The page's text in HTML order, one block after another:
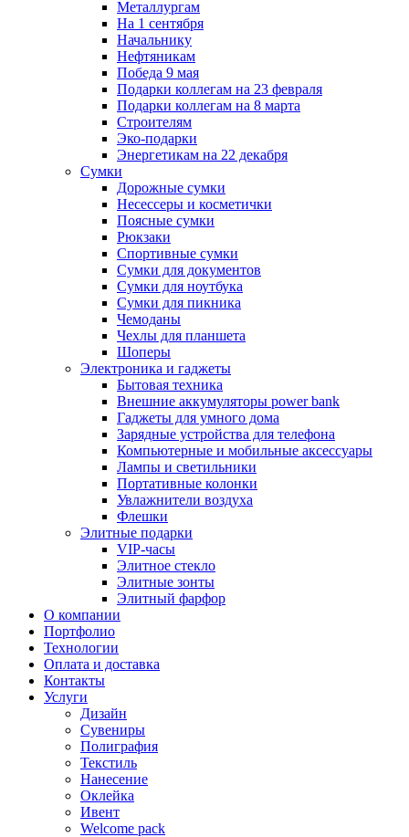
Металлургам
На 1 сентября
Начальнику
Нефтяникам
Победа 9 мая
Подарки коллегам на 23 февраля
Подарки коллегам на 8 марта
Строителям
Эко-подарки
Энергетикам на 22 декабря
Сумки
Дорожные сумки
Несессеры и косметички
Поясные сумки
Рюкзаки
Спортивные сумки
Сумки для документов
Сумки для ноутбука
Сумки для пикника
Чемоданы
Чехлы для планшета
Шоперы
Электроника и гаджеты
Бытовая техника
Внешние аккумуляторы power bank
Гаджеты для умного дома
Зарядные устройства для телефона
Компьютерные и мобильные аксессуары
Лампы и светильники
Портативные колонки
Увлажнители воздуха
Флешки
Элитные подарки
VIP-часы
Элитное стекло
Элитные зонты
Элитный фарфор
О компании
Портфолио
Технологии
Оплата и доставка
Контакты
Услуги
Дизайн
Сувениры
Полиграфия
Текстиль
Нанесение
Оклейка
Ивент
Welcome pack